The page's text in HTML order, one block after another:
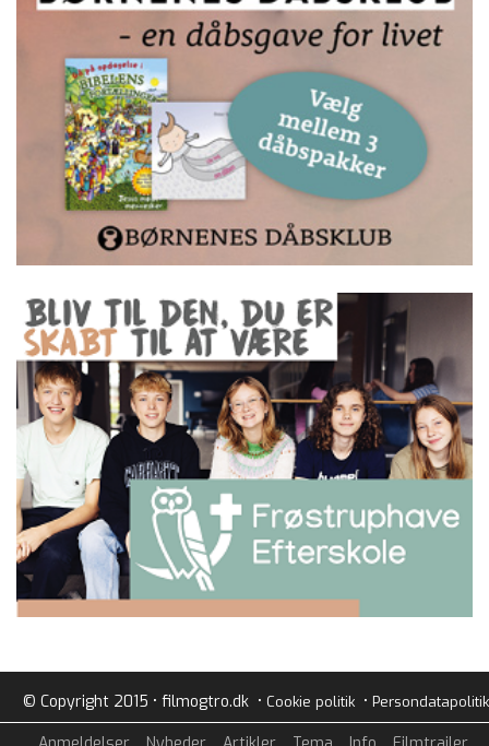
© Copyright 2015 • filmogtro.dk • Cookie politik• Persondatapolitik